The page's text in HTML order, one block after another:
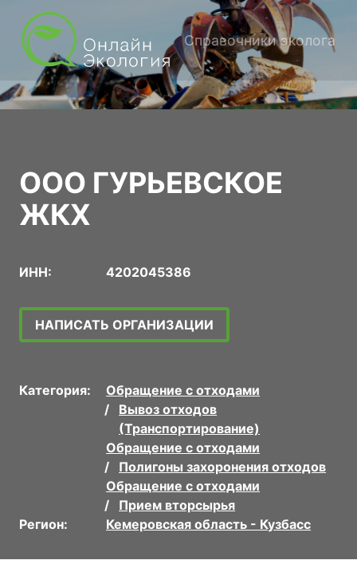
Справочники эколога
ООО ГУРЬЕВСКОЕ
ЖКХ
ИНН: 4202045386
НАПИСАТЬ ОРГАНИЗАЦИИ
Категория:
Обращение с отходами
Вывоз отходов
(Транспортирование)
Обращение с отходами
Полигоны захоронения отходов
Обращение с отходами
Прием вторсырья
Регион:
Кемеровская область - Кузбасс